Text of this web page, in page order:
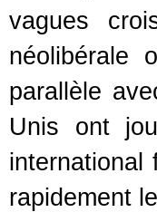
vagues
néolibérale
parallèle
Unis ont
international
rapidement